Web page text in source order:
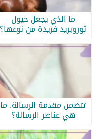
ما الذي يجعل خيول
ثوروبريد فريدة من نوعها؟
تتضمن مقدمة الرسالة: ما
هي عناصر الرسالة؟